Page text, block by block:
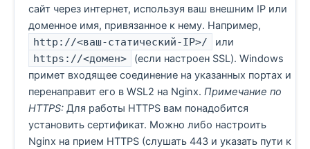
сайт через интернет, используя ваш внешним IP или
доменное имя, привязанное к нему. Например,
http://<ваш-статический-IP>/ или
https://<домен>
(если настроен SSL). Windows
примет входящее соединение на указанных портах и
перенаправит его в WSL2 на Nginx. Примечание по
HTTPS: Для работы HTTPS вам понадобится
установить сертификат. Можно либо настроить
Nginx на прием HTTPS (слушать 443 и указать пути к